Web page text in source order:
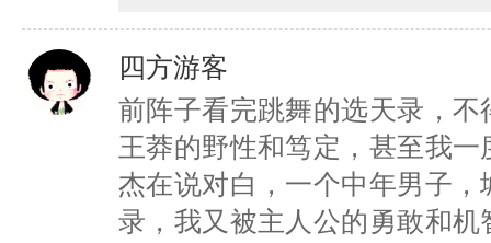
四方游客
前阵子看完跳舞的选天录，
王莽的野性和笃定，甚至我
杰在说对白，一个中年男子
录，我又被主人公的勇敢和